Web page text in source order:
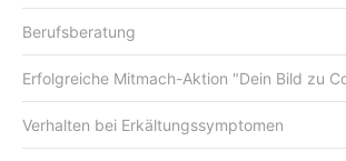
Berufsberatung
Erfolgreiche Mitmach-Aktion "Dein Bild zu
Verhalten bei Erkältungssymptomen